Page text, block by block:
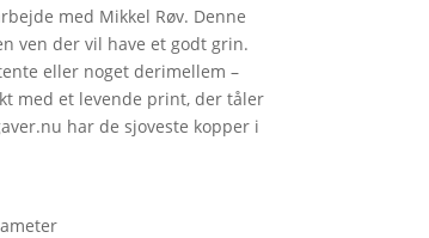
med Mikkel Røv. Denne
ven der vil have et godt grin.
eller noget derimellem –
med et levende print, der tåler
har de sjoveste kopper i